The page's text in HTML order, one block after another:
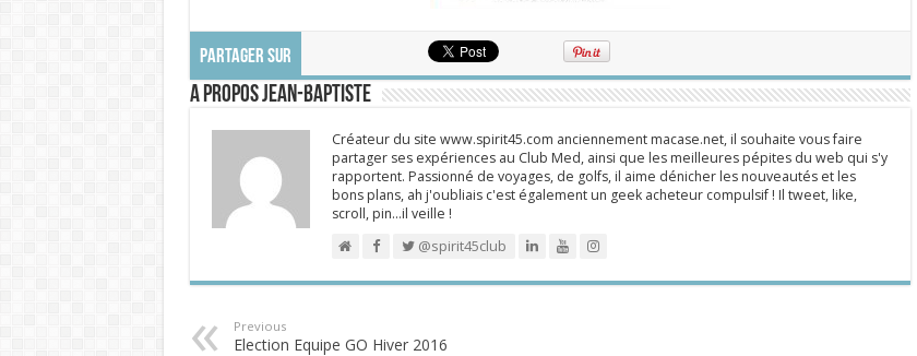
PARTAGER SUR
A propos Jean-Baptiste
Créateur du site www.spirit45.com anciennement macase.net, il souhaite vous faire
partager ses expériences au Club Med, ainsi que les meilleures pépites du web qui s'y
rapportent. Passionné de voyages, de golfs, il aime dénicher les nouveautés et les
bons plans, ah j'oubliais c'est également un geek acheteur compulsif ! Il tweet, like,
scroll, pin…il veille !
@spirit45club
Previous
Election Equipe GO Hiver 2016